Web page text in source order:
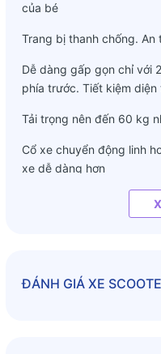
của bé
Trang bị thanh chống. An
Dễ dàng gấp gọn chỉ với
phía trước. Tiết kiệm
Tải trọng nên đến 60 kg
Cổ xe chuyển động linh
xe dễ dàng hơn
Bánh xe phát sáng bắt
ĐÁNH GIÁ XE